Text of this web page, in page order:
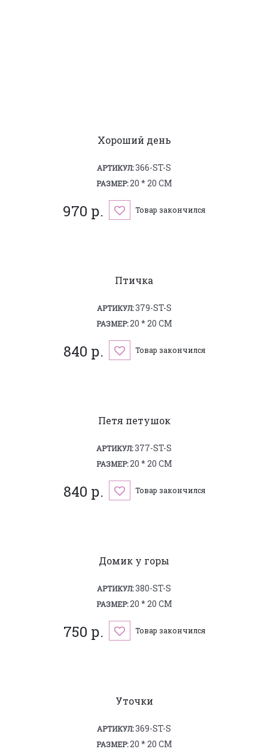
Хороший день
АРТИКУЛ:366-ST-S
РАЗМЕР:20 * 20 СМ
970 р. Товар закончился
Птичка
АРТИКУЛ:379-ST-S
РАЗМЕР:20 * 20 СМ
840 р. Товар закончился
Петя петушок
АРТИКУЛ:377-ST-S
РАЗМЕР:20 * 20 СМ
840 р. Товар закончился
Домик у горы
АРТИКУЛ:380-ST-S
РАЗМЕР:20 * 20 СМ
750 р. Товар закончился
Уточки
АРТИКУЛ:369-ST-S
РАЗМЕР:20 * 20 СМ